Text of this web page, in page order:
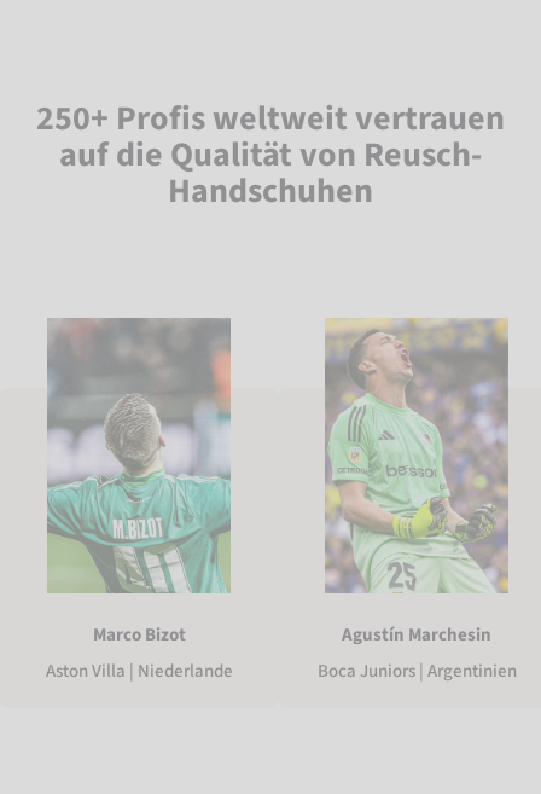
250+ Profis weltweit vertrauen
auf die Qualität von Reusch-
Handschuhen
Marco Bizot
Aston Villa | Niederlande
Agustín Marchesin
Boca Juniors | Argentinien